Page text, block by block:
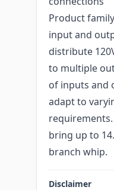
Product
input and
distribute
to multiple
of inputs and
adapt to
bring up to
branch whip.
Disclaimer